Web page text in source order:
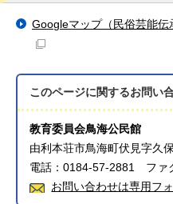
Googleマップ（民俗芸能伝
このページに関するお問い
教育委員会鳥海公民館
由利本荘市鳥海町伏見字久
電話：0184-57-2881 ファ
お問い合わせは専用フ